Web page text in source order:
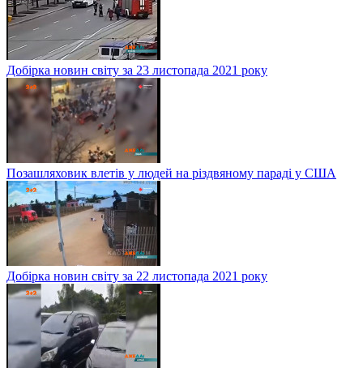
Добірка новин світу за 23 листопада 2021 року
Позашляховик влетів у людей на різдвяному параді у США
Добірка новин світу за 22 листопада 2021 року